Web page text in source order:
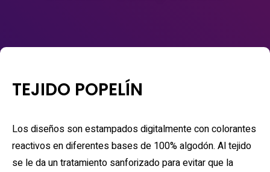
TEJIDO POPELÍN
Los diseños son estampados digitalmente con colorantes
reactivos en diferentes bases de 100% algodón. Al tejido
se le da un tratamiento sanforizado para evitar que la